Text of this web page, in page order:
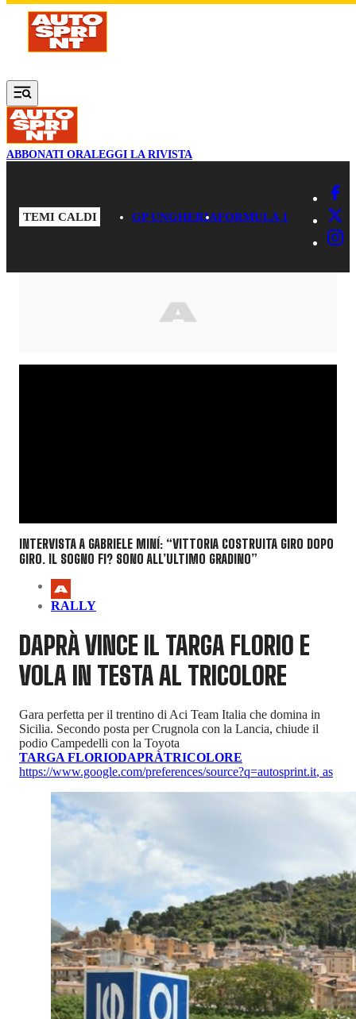
Vai al contenuto principale
ABBONATI ORALEGGI LA RIVISTA
TEMI CALDI GP UNGHERIAFORMULA 1
INTERVISTA A GABRIELE MINÍ: “VITTORIA COSTRUITA GIRO DOPO
GIRO. IL SOGNO F1? SONO ALL’ULTIMO GRADINO”
RALLY
DAPRÀ VINCE IL TARGA FLORIO E
VOLA IN TESTA AL TRICOLORE
Gara perfetta per il trentino di Aci Team Italia che domina in
Sicilia. Secondo posta per Crugnola con la Lancia, chiude il
podio Campedelli con la Toyota
TARGA FLORIODAPRÀTRICOLORE
https://www.google.com/preferences/source?q=autosprint.it, as